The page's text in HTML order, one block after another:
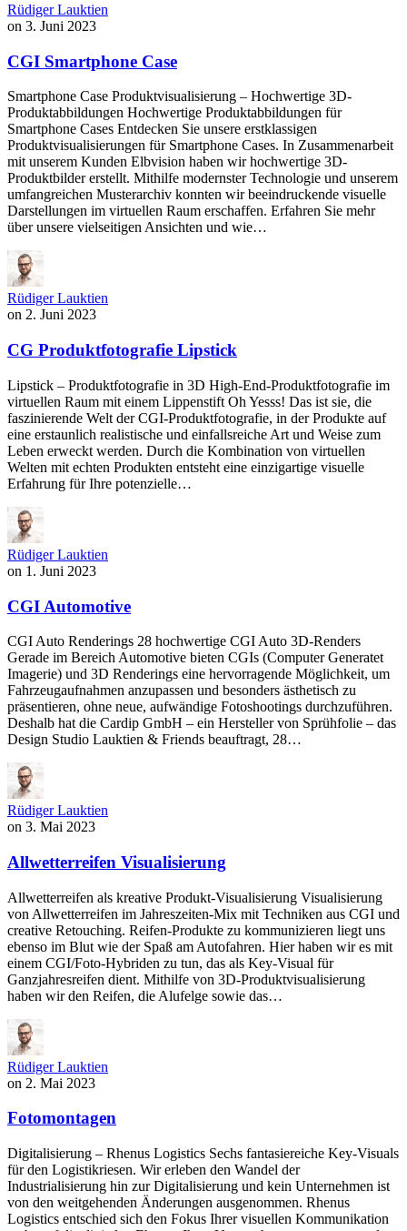
Rüdiger Lauktien
on 3. Juni 2023
CGI Smartphone Case
Smartphone Case Produktvisualisierung – Hochwertige 3D-
Produktabbildungen Hochwertige Produktabbildungen für
Smartphone Cases Entdecken Sie unsere erstklassigen
Produktvisualisierungen für Smartphone Cases. In Zusammenarbeit
mit unserem Kunden Elbvision haben wir hochwertige 3D-
Produktbilder erstellt. Mithilfe modernster Technologie und unserem
umfangreichen Musterarchiv konnten wir beeindruckende visuelle
Darstellungen im virtuellen Raum erschaffen. Erfahren Sie mehr
über unsere vielseitigen Ansichten und wie…
Rüdiger Lauktien
on 2. Juni 2023
CG Produktfotografie Lipstick
Lipstick – Produktfotografie in 3D High-End-Produktfotografie im
virtuellen Raum mit einem Lippenstift Oh Yesss! Das ist sie, die
faszinierende Welt der CGI-Produktfotografie, in der Produkte auf
eine erstaunlich realistische und einfallsreiche Art und Weise zum
Leben erweckt werden. Durch die Kombination von virtuellen
Welten mit echten Produkten entsteht eine einzigartige visuelle
Erfahrung für Ihre potenzielle…
Rüdiger Lauktien
on 1. Juni 2023
CGI Automotive
CGI Auto Renderings 28 hochwertige CGI Auto 3D-Renders
Gerade im Bereich Automotive bieten CGIs (Computer Generatet
Imagerie) und 3D Renderings eine hervorragende Möglichkeit, um
Fahrzeugaufnahmen anzupassen und besonders ästhetisch zu
präsentieren, ohne neue, aufwändige Fotoshootings durchzuführen.
Deshalb hat die Cardip GmbH – ein Hersteller von Sprühfolie – das
Design Studio Lauktien & Friends beauftragt, 28…
Rüdiger Lauktien
on 3. Mai 2023
Allwetterreifen Visualisierung
Allwetterreifen als kreative Produkt-Visualisierung Visualisierung
von Allwetterreifen im Jahreszeiten-Mix mit Techniken aus CGI und
creative Retouching. Reifen-Produkte zu kommunizieren liegt uns
ebenso im Blut wie der Spaß am Autofahren. Hier haben wir es mit
einem CGI/Foto-Hybriden zu tun, das als Key-Visual für
Ganzjahresreifen dient. Mithilfe von 3D-Produktvisualisierung
haben wir den Reifen, die Alufelge sowie das…
Rüdiger Lauktien
on 2. Mai 2023
Fotomontagen
Digitalisierung – Rhenus Logistics Sechs fantasiereiche Key-Visuals
für den Logistikriesen. Wir erleben den Wandel der
Industrialisierung hin zur Digitalisierung und kein Unternehmen ist
von den weitgehenden Änderungen ausgenommen. Rhenus
Logistics entschied sich den Fokus Ihrer visuellen Kommunikation